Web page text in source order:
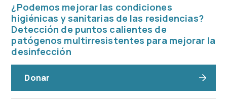
¿Podemos mejorar las condiciones
higiénicas y sanitarias de las residencias?
Detección de puntos calientes de
patógenos multirresistentes para mejorar la
desinfección
Donar